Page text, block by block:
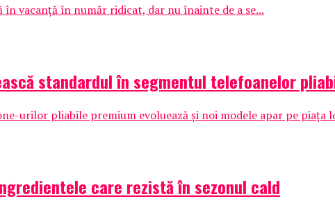
vacanță în număr ridicat, dar nu înainte de a se...
standardul în segmentul telefoanelor
urilor pliabile premium evoluează și noi modele apar pe piața
care rezistă în sezonul cald